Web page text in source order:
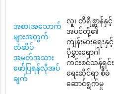
အစားအသောက်
များအတွက်
တံဆိပ်
အမှတ်အသား
ဖော်ပြရန်လိုအပ်
ချက်
လူ၊ တိရိစ္ဆာန်နှင့်
အပင်တို့၏
ကျန်းမားရေးနှင့်
ပိုမွှားရောဂါ
ကင်းစင်သန့်ရှင်း
ရေးဆိုင်ရာ စီမံ
ဆောင်ရွက်မှု